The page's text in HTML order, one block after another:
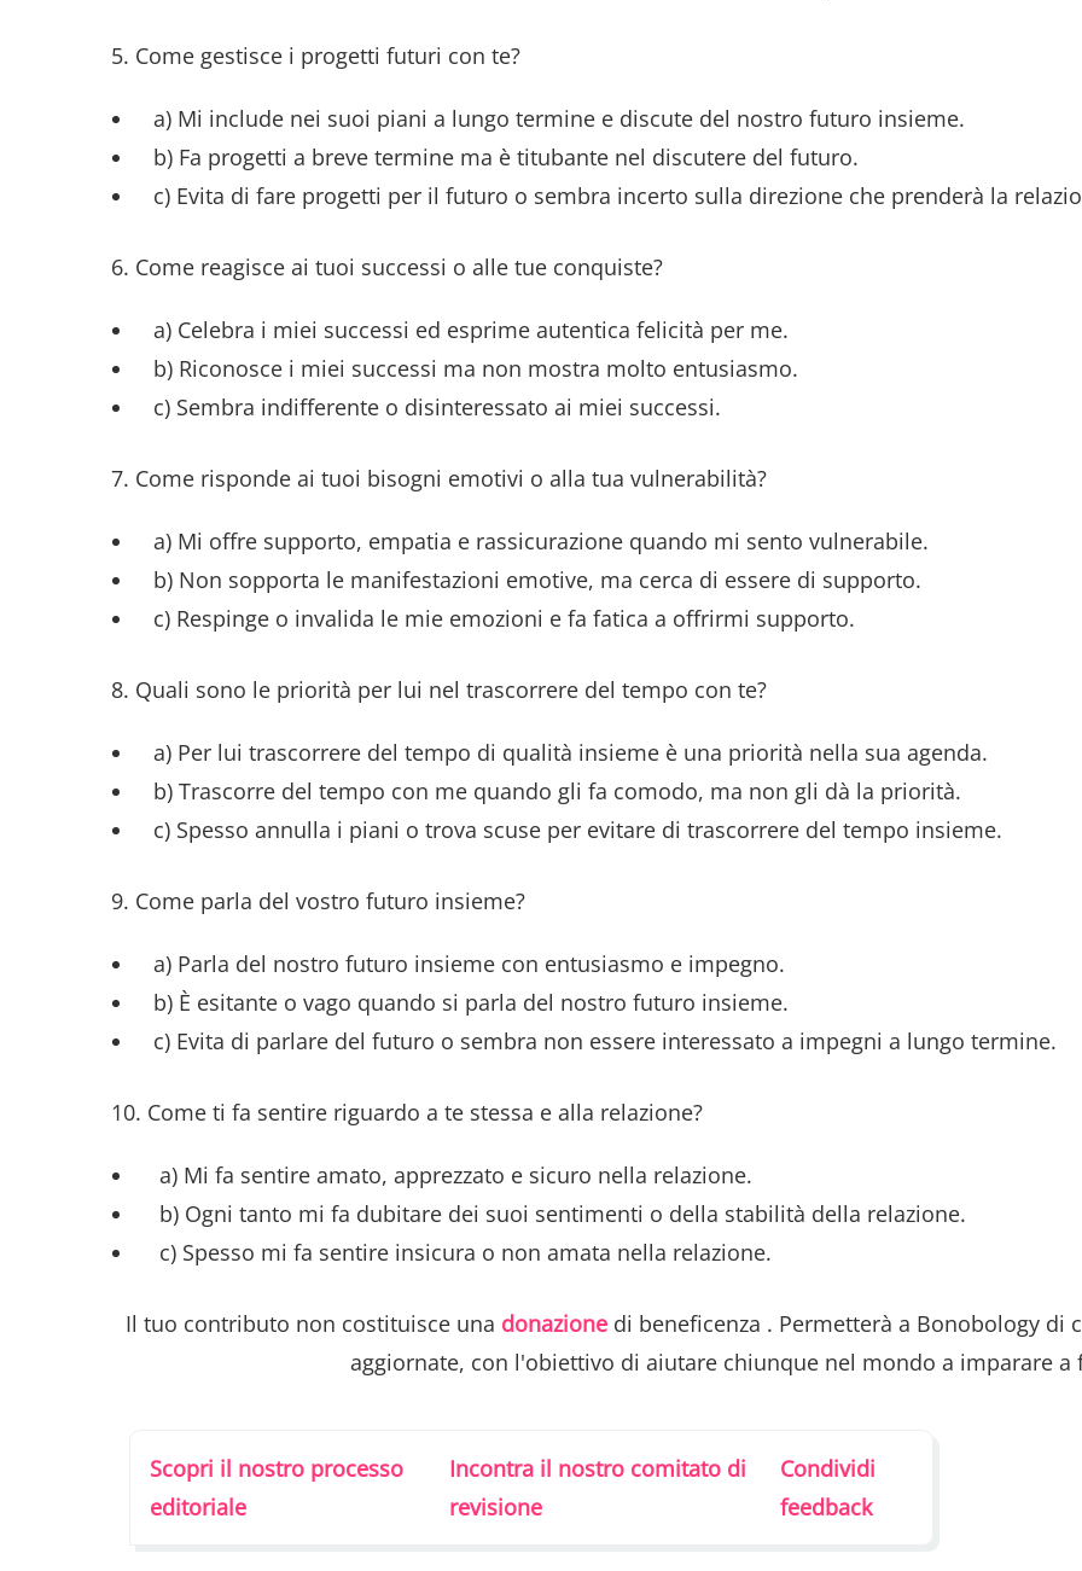
5. Come gestisce i progetti futuri con te?
a) Mi include nei suoi piani a lungo termine e discute del nostro futuro insieme.
b) Fa progetti a breve termine ma è titubante nel discutere del futuro.
c) Evita di fare progetti per il futuro o sembra incerto sulla direzione che prenderà la
6. Come reagisce ai tuoi successi o alle tue conquiste?
a) Celebra i miei successi ed esprime autentica felicità per me.
b) Riconosce i miei successi ma non mostra molto entusiasmo.
c) Sembra indifferente o disinteressato ai miei successi.
7. Come risponde ai tuoi bisogni emotivi o alla tua vulnerabilità?
a) Mi offre supporto, empatia e rassicurazione quando mi sento vulnerabile.
b) Non sopporta le manifestazioni emotive, ma cerca di essere di supporto.
c) Respinge o invalida le mie emozioni e fa fatica a offrirmi supporto.
8. Quali sono le priorità per lui nel trascorrere del tempo con te?
a) Per lui trascorrere del tempo di qualità insieme è una priorità nella sua agenda.
b) Trascorre del tempo con me quando gli fa comodo, ma non gli dà la priorità.
c) Spesso annulla i piani o trova scuse per evitare di trascorrere del tempo insieme.
9. Come parla del vostro futuro insieme?
a) Parla del nostro futuro insieme con entusiasmo e impegno.
b) È esitante o vago quando si parla del nostro futuro insieme.
c) Evita di parlare del futuro o sembra non essere interessato a impegni a lungo termine.
10. Come ti fa sentire riguardo a te stessa e alla relazione?
a) Mi fa sentire amato, apprezzato e sicuro nella relazione.
b) Ogni tanto mi fa dubitare dei suoi sentimenti o della stabilità della relazione.
c) Spesso mi fa sentire insicura o non amata nella relazione.
Il tuo contributo non costituisce una donazione di beneficenza . Permetterà a Bonobology
aggiornate, con l'obiettivo di aiutare chiunque nel mondo a imparare a
Scopri il nostro processo
editoriale
Incontra il nostro comitato di
revisione
Condividi
feedback